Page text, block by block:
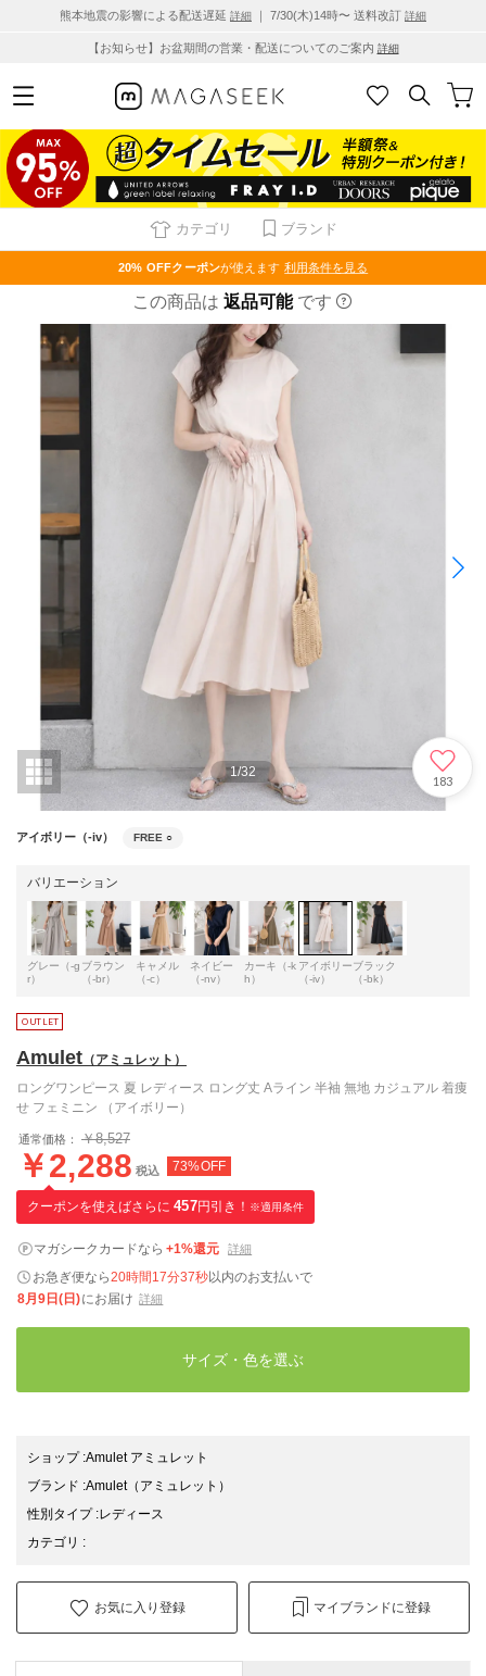
熊本地震の影響による配送遅延 詳細 ｜ 7/30(木)14時〜 送料改訂 詳細
【お知らせ】お盆期間の営業・配送についてのご案内 詳細
カテゴリ ブランド
20% OFFクーポンが使えます 利用条件を見る
この商品は 返品可能 です
1/32
183
アイボリー（-iv） FREE ○
バリエーション
グレー（-g
r）
ブラウン
（-br）
キャメル
（-c）
ネイビー
（-nv）
カーキ（-k
h）
アイボリー
（-iv）
ブラック
（-bk）
Amulet （アミュレット）
ロングワンピース 夏 レディース ロング丈 Aライン 半袖 無地 カジュアル 着痩
せ フェミニン （アイボリー）
通常価格： ￥8,527
￥2,288 税込 73%OFF
クーポンを使えばさらに 457円引き！ ※適用条件
マガシークカードなら +1%還元 詳細
お急ぎ便なら20時間17分36秒以内のお支払いで
8月9日(日)にお届け 詳細
サイズ・色を選ぶ
ショップ:Amulet アミュレット
ブランド :Amulet（アミュレット）
性別タイプ:レディース
カテゴリ :
お気に入り登録 マイブランドに登録